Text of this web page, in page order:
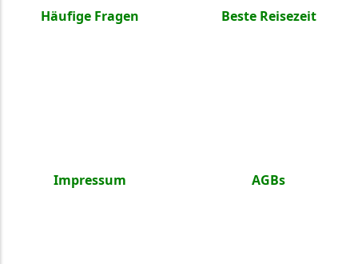
Häufige Fragen Beste Reisezeit
Impressum AGBs